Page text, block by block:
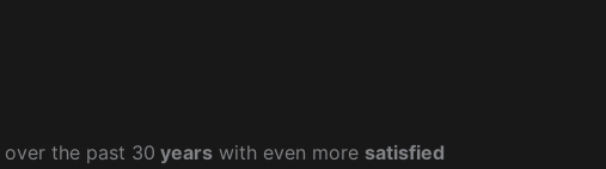
over the past 30 years with even more satisfied